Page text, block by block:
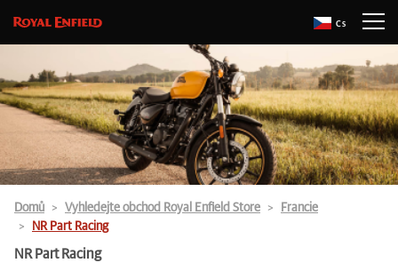
Cs
Domů Vyhledejte obchod Royal Enfield Store
Francie
NR Part Racing
NR Part Racing